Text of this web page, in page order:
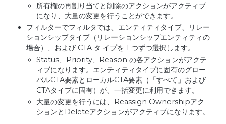
所有権の再割り当てと削除のアクションがアクティブ
になり、大量の変更を行うことができます。
フィルターでフィルタでは、エンティティタイプ、リレー
ションシップタイプ（リレーションシップエンティティの
場合）、および CTA タ イプを 1 つずつ選択します。
Status、Priority、Reason の各アクションがアクテ
ィブになります。エンティティタイプに固有のグロー
バルCTA要素とローカルCTA要素（「すべて」および
CTAタイプに固有）が、一括変更に利用できます。
大量の変更を行うには、Reassign Ownershipアク
ションとDeleteアクションがアクティブになります。